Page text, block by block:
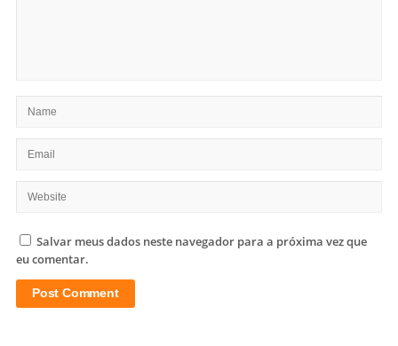
Salvar meus dados neste navegador para a próxima vez que
eu comentar.